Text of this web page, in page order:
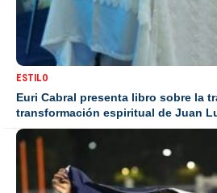
ESTILO
Euri Cabral presenta libro sobre la
transformación espiritual de Juan